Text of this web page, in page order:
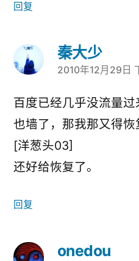
回复
秦大少
说：
2010年12月29日
百度已经几乎没流量
也墙了，那我那又得
[洋葱头03]
还好给恢复了。
回复
onedou